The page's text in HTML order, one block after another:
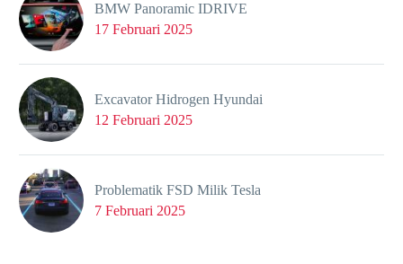
BMW Panoramic IDRIVE
17 Februari 2025
Excavator Hidrogen Hyundai
12 Februari 2025
Problematik FSD Milik Tesla
7 Februari 2025